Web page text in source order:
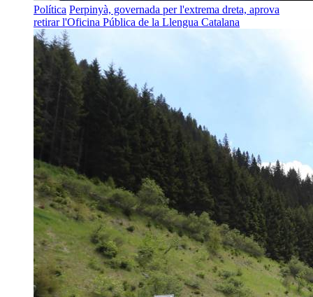
Política Perpinyà, governada per l'extrema dreta, aprova
retirar l'Oficina Pública de la Llengua Catalana